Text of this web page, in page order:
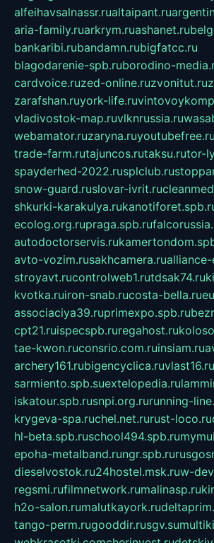
alfeihavsalnassr.rualtaipant.ru
aria-family.ruarkrym.ruashanet.ru
bankaribi.rubandamn.rubigfatcc.ru
blagodarenie-spb.ruborodino-
cardvoice.ruzed-online.ruzvonitut.ru
zarafshan.ruyork-life.ru
vladivostok-map.ruvlknrussia.ru
webamator.ruzaryna.ruyoutubefree.ru
trade-farm.rutajuncos.rutaksu.rutor-
spayderhed-2022.rusplclub.ru
snow-guard.ruslovar-ivrit.ru
shkurki-karakulya.ru
ecolog.org.rupraga.spb.ru
autodoctorservis.ru
avto-vozim.rusakhcamera.ru
stroyavt.rucontrolweb1.rutdsak74.ru
kvotka.ruiron-snab.rucosta-bella.ru
associaciya39.ruprimexpo.spb.ru
cpt21.ruispecspb.ruregahost.ru
tae-kwon.ruconsrio.com.ruinsiam.ru
archery161.rubigencyclica.ruvlast16.ru
sarmiento.spb.suextelopedia.ru
iskatour.spb.rusnpi.org.rurunning-
krygeva-spa.ruchel.net.rurust-loco.ru
hl-beta.spb.ruschool494.spb.ru
epoha-metalband.rungr.spb.ru
dieselvostok.ru24hostel.msk.ruw-
regsmi.rufilmnetwork.rumalinasp.ru
h2o-salon.rumalutkayork.ru
tango-perm.rugooddir.rusgv.su